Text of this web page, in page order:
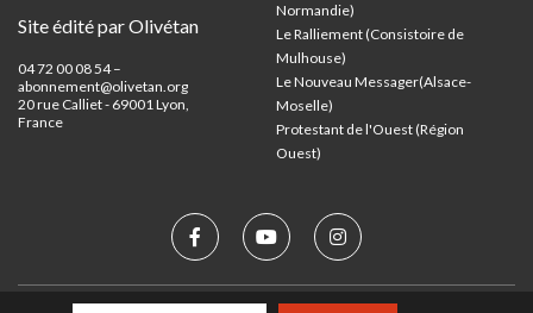
Site édité par Olivétan
04 72 00 08 54 –
abonnement@olivetan.org
20 rue Calliet - 69001 Lyon,
France
Normandie)
Le Ralliement (Consistoire de
Mulhouse)
Le Nouveau Messager(Alsace-
Moselle)
Protestant de l'Ouest (Région
Ouest)